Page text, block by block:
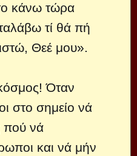
κάνω τώρα
τί θά πή
Θεέ μου».
Όταν
στο σημείο νά
πού νά
και νά μήν